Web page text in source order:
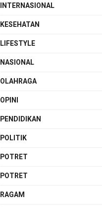
INTERNASIONAL
KESEHATAN
LIFESTYLE
NASIONAL
OLAHRAGA
OPINI
PENDIDIKAN
POLITIK
POTRET
POTRET
RAGAM